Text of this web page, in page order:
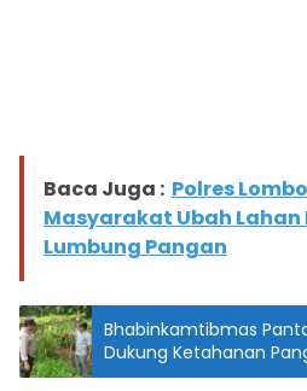
Baca Juga : Polres
Masyarakat Ubah Lahan
Lumbung Pangan
Bhabinkamtibmas
Dukung Ketahanan